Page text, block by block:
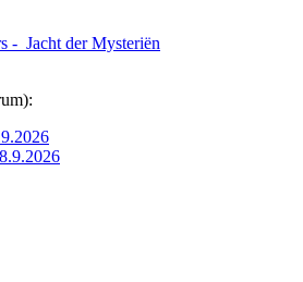
- Jacht der Mysteriën